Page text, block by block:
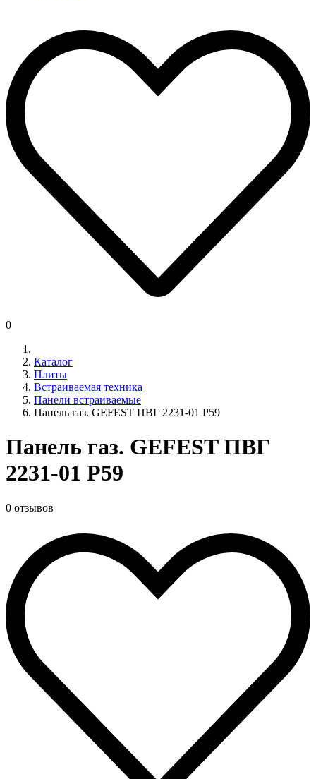
0
Каталог
Плиты
Встраиваемая техника
Панели встраиваемые
Панель газ. GEFEST ПВГ 2231-01 Р59
Панель газ. GEFEST ПВГ
2231-01 Р59
0 отзывов